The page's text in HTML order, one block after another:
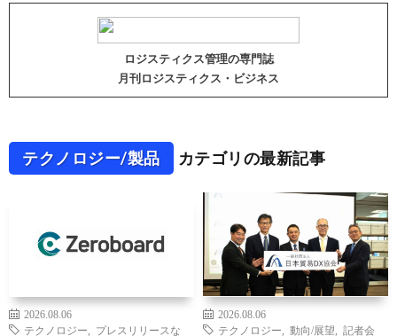
ロジスティクス管理の専門誌
月刊ロジスティクス・ビジネス
テクノロジー/製品 カテゴリの最新記事
2026.08.06
テクノロジー
プレスリリースな
2026.08.06
テクノロジー
動向/展望
記者会